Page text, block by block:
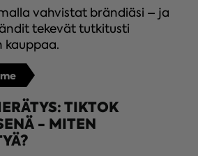
vahvistat brändiäsi – ja
tekevät tutkitusti
kauppaa.
TIKTOK
- MITEN